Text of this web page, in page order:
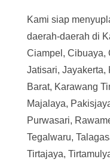
Kami siap
daerah-daerah di
Ciampel, Cibuaya,
Jatisari, Jayakerta,
Barat, Karawang
Majalaya,
Purwasari,
Tegalwaru,
Tirtajaya,